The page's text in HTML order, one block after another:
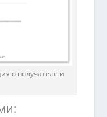
о получателе и